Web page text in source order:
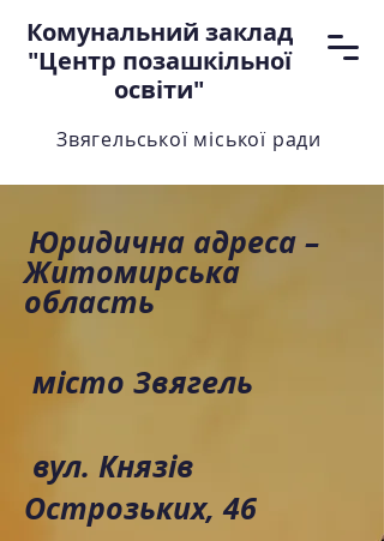
Комунальний заклад
"Центр позашкільної
освіти"
Звягельської міської ради
Юридична адреса –
Житомирська
область
місто Звягель
вул. Князів
Острозьких, 46